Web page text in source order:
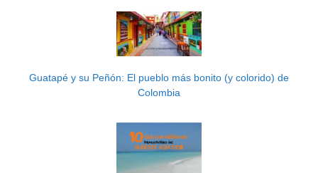
Guatapé y su Peñón: El pueblo más bonito (y colorido) de
Colombia